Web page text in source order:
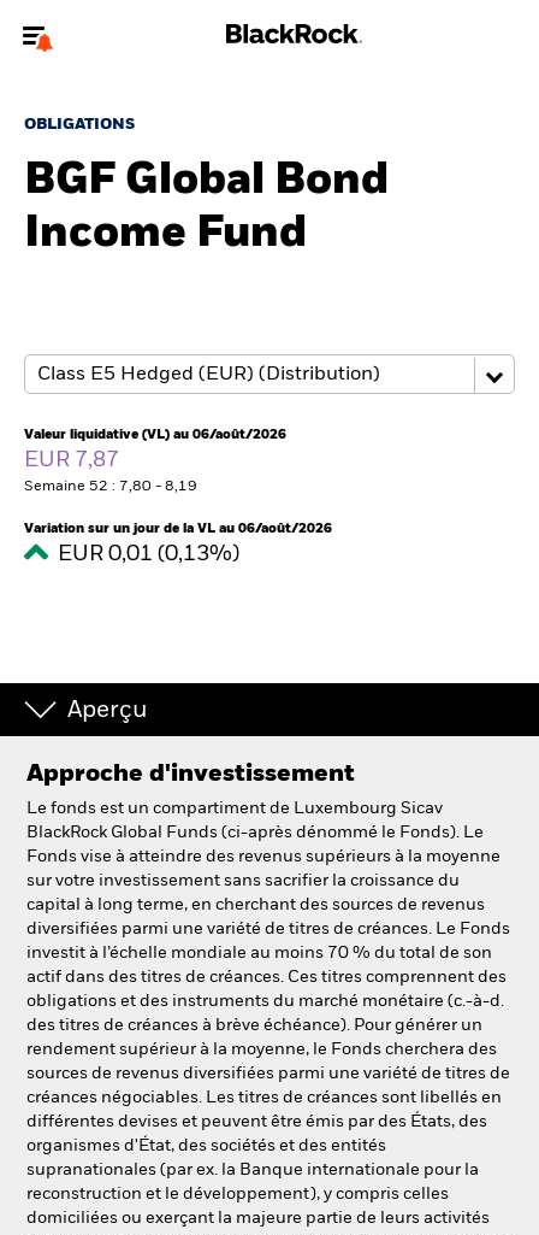
financiers.
jourvotre type d'utilisateur
A propos de BlackRock
Thèmes
ETFs & Fonds indiciels
Documents
BlackRock
iShares
Aladdin
Notre société
OBLIGATIONS
BGF Global Bond
Income Fund
Valeur liquidative (VL) au 06/août/2026
EUR 7,87
Semaine 52 : 7,80 - 8,19
Variation sur un jour de la VL au 06/août/2026
EUR 0,01 (0,13%)
Aperçu
Approche d'investissement
Le fonds est un compartiment de Luxembourg Sicav
BlackRock Global Funds (ci-après dénommé le Fonds). Le
Fonds vise à atteindre des revenus supérieurs à la moyenne
sur votre investissement sans sacrifier la croissance du
capital à long terme, en cherchant des sources de revenus
diversifiées parmi une variété de titres de créances. Le Fonds
investit à l’échelle mondiale au moins 70 % du total de son
actif dans des titres de créances. Ces titres comprennent des
obligations et des instruments du marché monétaire (c.-à-d.
des titres de créances à brève échéance). Pour générer un
rendement supérieur à la moyenne, le Fonds cherchera des
sources de revenus diversifiées parmi une variété de titres de
créances négociables. Les titres de créances sont libellés en
différentes devises et peuvent être émis par des États, des
organismes d'État, des sociétés et des entités
supranationales (par ex. la Banque internationale pour la
reconstruction et le développement), y compris celles
domiciliées ou exerçant la majeure partie de leurs activités